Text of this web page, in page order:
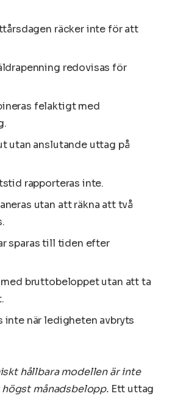
räcker inte för att
redovisas för
felaktigt med
utan anslutande uttag på
rapporteras inte.
utan att räkna att två
sparas till tiden efter
med bruttobeloppet utan att ta
inte när ledigheten avbryts
hållbara modellen är inte
månadsbelopp.Ett uttag